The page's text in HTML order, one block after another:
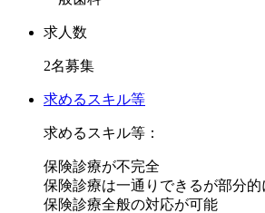
歯科医院づくりを目指し、ドクター，
さんにとって最もストレスの少ない
特化した技術を誇るよりも 治療の必
いと思います。その思いに共感、目指
ます。
理念に共感頂けるドクターからのご応
求人数
2名募集
求めるスキル等
求めるスキル等：
保険診療が不完全
保険診療は一通りできるが部分
保険診療全般の対応が可能